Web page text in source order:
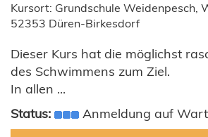
Kursort: Grundschule Weidenpesch,
52353 Düren-Birkesdorf
Dieser Kurs hat die möglichst
des Schwimmens zum Ziel.
In allen ...
Status:
Anmeldung auf